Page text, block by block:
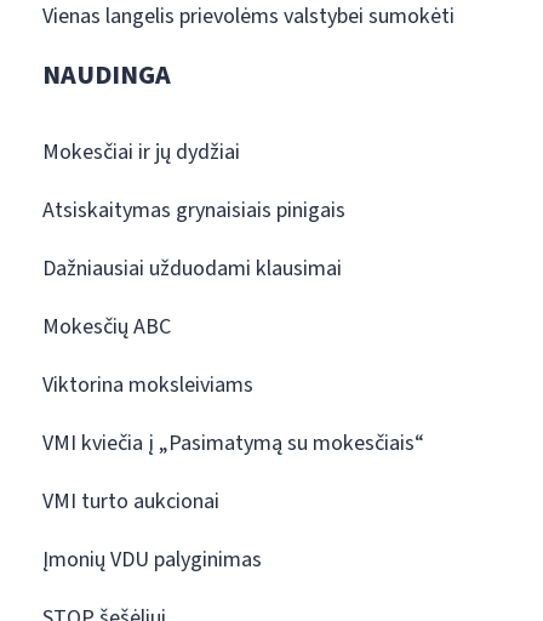
Vienas langelis prievolėms valstybei sumokėti
NAUDINGA
Mokesčiai ir jų dydžiai
Atsiskaitymas grynaisiais pinigais
Dažniausiai užduodami klausimai
Mokesčių ABC
Viktorina moksleiviams
VMI kviečia į „Pasimatymą su mokesčiais“
VMI turto aukcionai
Įmonių VDU palyginimas